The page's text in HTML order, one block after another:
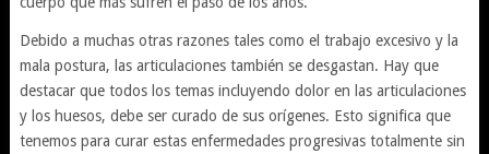
Debido a muchas otras razones tales como el trabajo excesivo y la
mala postura, las articulaciones también se desgastan. Hay que
destacar que todos los temas incluyendo dolor en las articulaciones
y los huesos, debe ser curado de sus orígenes. Esto significa que
tenemos para curar estas enfermedades progresivas totalmente sin